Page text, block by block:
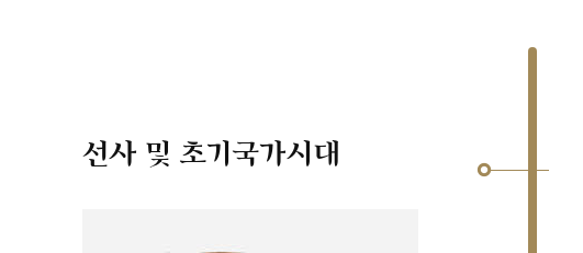
선사 및 초기국가시대